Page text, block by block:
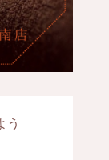
う